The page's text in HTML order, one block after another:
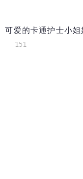
151